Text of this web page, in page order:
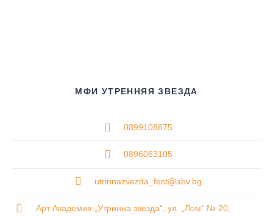
МФИ УТРЕННЯЯ ЗВЕЗДА
0899108875
0896063105
utrinnazvezda_fest@abv.bg
Арт Академия „Утринна звезда“, ул. „Лом“ № 20,